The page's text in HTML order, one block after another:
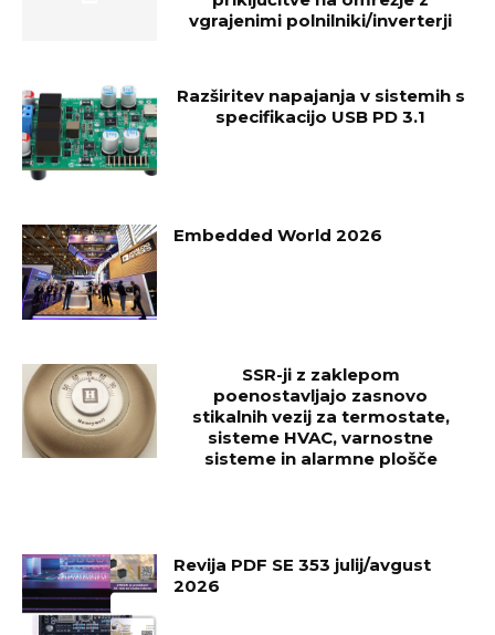
vgrajenimi polnilniki/inverterji
Razširitev napajanja v sistemih s
specifikacijo USB PD 3.1
Embedded World 2026
SSR-ji z zaklepom
poenostavljajo zasnovo
stikalnih vezij za termostate,
sisteme HVAC, varnostne
sisteme in alarmne plošče
Revija PDF SE 353 julij/avgust
2026